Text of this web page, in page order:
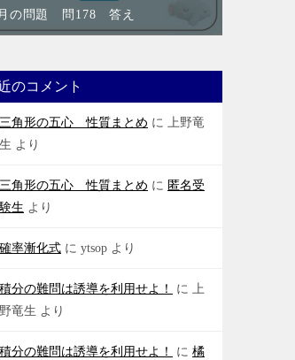
の問題 問178 答え
のコメント
三角形の五心 性質まとめ に 上野竜
生 より
三角形の五心 性質まとめ に 匿名受
験生 より
確率漸化式 に ytsop より
積分の難問は誘導を利用せよ！ に 上
野竜生 より
積分の難問は誘導を利用せよ！ に 橘